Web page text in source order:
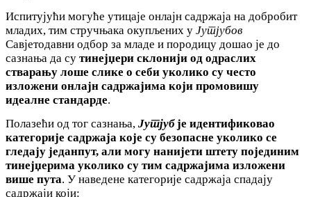
Испитујући могуће утицаје онлајн садржаја на добробит
младих, тим стручњака окупљених у Јутјубов
Савјетодавни одбор за младе и породицу дошао је до
сазнања да су тинејџери склонији од одраслих
стварању лоше слике о себи уколико су често
изложени онлајн садржајима који промовишу
идеалне стандарде.
Полазећи од тог сазнања, Јутјубје идентификовао
категорије садржаја које су безопасне уколико се
гледају једанпут, али могу нанијети штету појединим
тинејџерима уколико су тим садржајима изложени
више пута. У наведене категорије садржаја спадају
садржаји који: